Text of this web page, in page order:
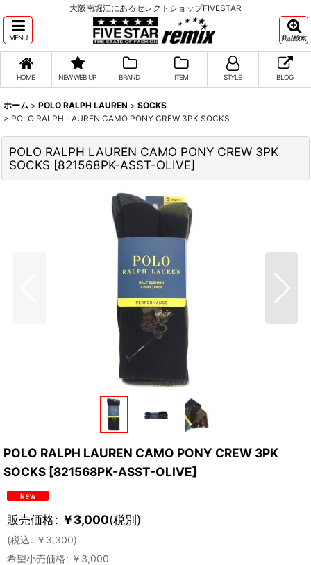
大阪南堀江にあるセレクトショップFIVESTAR
MENU 商品検索
HOME NEW WEB UP BRAND ITEM STYLE BLOG
ホーム > POLO RALPH LAUREN > SOCKS
> POLO RALPH LAUREN CAMO PONY CREW 3PK SOCKS
POLO RALPH LAUREN CAMO PONY CREW 3PK
SOCKS [821568PK-ASST-OLIVE]
POLO RALPH LAUREN CAMO PONY CREW 3PK
SOCKS [821568PK-ASST-OLIVE]
販売価格: ￥3,000(税別)
(税込: ￥ 3,300)
希望小売価格: ￥ 3,000